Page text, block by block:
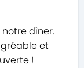
dîner.
et
!